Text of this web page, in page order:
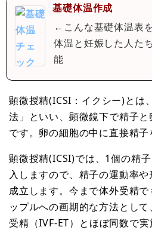
基礎体温作成
←こんな基礎体温表
体温と妊娠した人た
能
顕微授精(ICSI：イクシー)とは
法」といい、顕微鏡下で精子
です。卵の細胞の中に直接精子
顕微授精(ICSI)では、1個の精
入しますので、精子の運動率
成立します。今まで体外受精
ップルへの画期的な方法とし
受精（IVF-ET）とほぼ同数で実